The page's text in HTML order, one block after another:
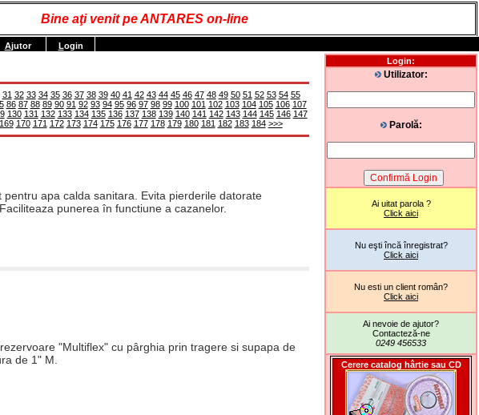
Bine aţi venit pe ANTARES on-line
31 32 33 34 35 36 37 38 39 40 41 42 43 44 45 46 47 48 49 50 51 52 53 54 55
86 87 88 89 90 91 92 93 94 95 96 97 98 99 100 101 102 103 104 105 106 107
130 131 132 133 134 135 136 137 138 139 140 141 142 143 144 145 146 147
169 170 171 172 173 174 175 176 177 178 179 180 181 182 183 184 >>>
apa calda sanitara. Evita pierderile datorate
punerea în functiune a cazanelor.
"Multiflex" cu pârghia prin tragere si supapa de
de 1" M.
Login:
Utilizator:
Parolă:
Ai uitat parola ?
Click aici
Nu eşti încă înregistrat?
Click aici
Nu esti un client român?
Click aici
Ai nevoie de ajutor?
Contacteză-ne
0249 456533
Cerere catalog hârtie sau CD
Ajutor Login